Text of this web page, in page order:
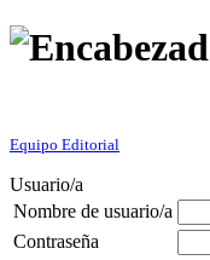
Equipo Editorial
Usuario/a
Nombre de usuario/a
Contraseña